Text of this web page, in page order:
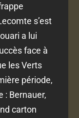
s’est
a lui
face à
les Verts
période,
: Bernauer,
carton